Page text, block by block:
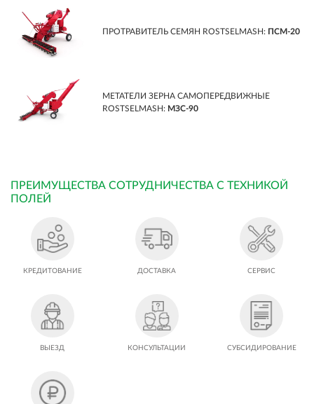
ПРОТРАВИТЕЛЬ СЕМЯН ROSTSELMASH: ПСМ-20
МЕТАТЕЛИ ЗЕРНА САМОПЕРЕДВИЖНЫЕ
ROSTSELMASH: МЗС-90
ПРЕИМУЩЕСТВА СОТРУДНИЧЕСТВА С ТЕХНИКОЙ
ПОЛЕЙ
КРЕДИТОВАНИЕ ДОСТАВКА СЕРВИС
ВЫЕЗД КОНСУЛЬТАЦИИ СУБСИДИРОВАНИЕ